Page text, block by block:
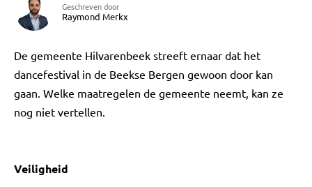
Geschreven door
Raymond Merkx
De gemeente Hilvarenbeek streeft ernaar dat het
dancefestival in de Beekse Bergen gewoon door kan
gaan. Welke maatregelen de gemeente neemt, kan ze
nog niet vertellen.
Veiligheid